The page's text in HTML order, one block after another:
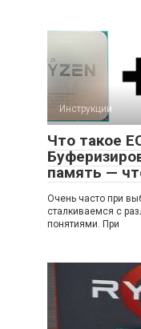
Инструкции
Что такое
память —
Очень часто при
сталкиваемся с
понятиями. При